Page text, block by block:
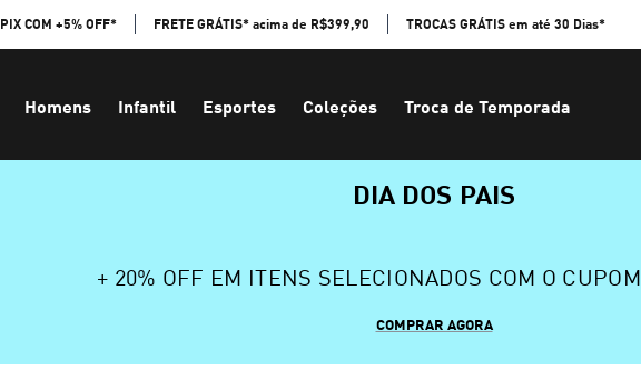
PIX COM +5% OFF* FRETE GRÁTIS* acima de R$399,90 TROCAS GRÁTIS em até 30 Dias*
Homens Infantil Esportes Coleções Troca de Temporada
DIA DOS PAIS
+ 20% OFF EM ITENS SELECIONADOS COM O CUPOM
COMPRAR AGORA